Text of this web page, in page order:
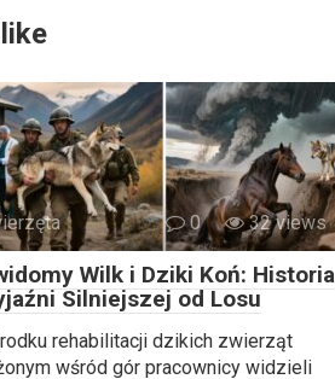
0 32 views
Wilk i Dziki Koń: Historia
Silniejszej od Losu
rehabilitacji dzikich zwierząt
wśród gór pracownicy widzieli